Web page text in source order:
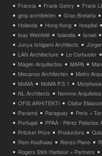
Francia
Frank Gehry Frank
gmp architekten
Gran Bretaña
Holanda
Hong Kong hospital
Isay Weinfeld
Islandia Israel
Junya Ishigami Architects
LAN Architecture
Le Corbusier
Magén Arquitectos
MAPA
Mecanoo Architecten
Metro
MoMA
MoMA P.S.1 Morphosis
NL Architects
Nommo Arquitetos
OFIS ARHITEKTI
Olafur
Panamá
Paraguay Peris +
Portugal
PPAA - Pérez Palacios
Pritzker Prize
Productora
Rem Koolhaas
Renzo Piano
Rogers Stirk Harbour + Partners